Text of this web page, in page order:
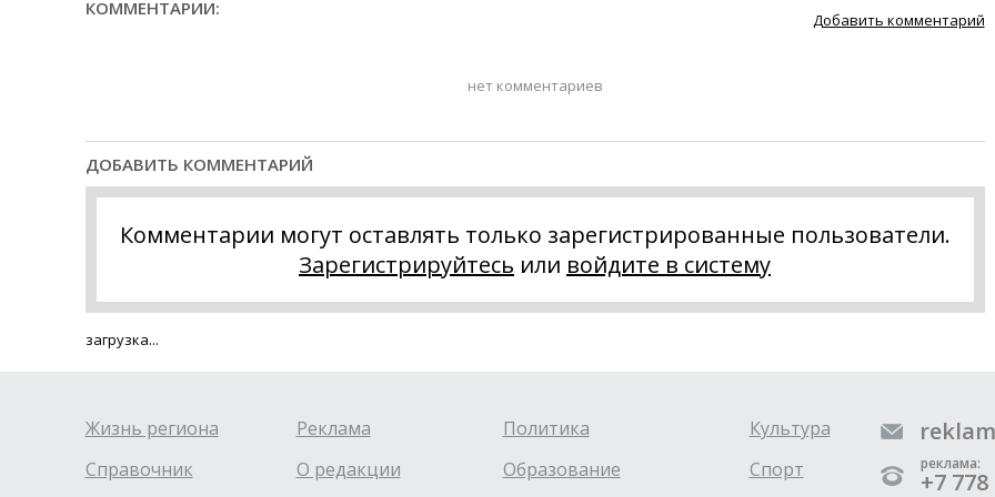
КОММЕНТАРИИ:
Добавить комментарий
нет комментариев
ДОБАВИТЬ КОММЕНТАРИЙ
Комментарии могут оставлять только зарегистрированные пользователи.
Зарегистрируйтесь или войдите в систему
загрузка...
Жизнь региона
Справочник
Реклама
О редакции
Политика
Образование
Культура
Спорт
реклама:
+7 778